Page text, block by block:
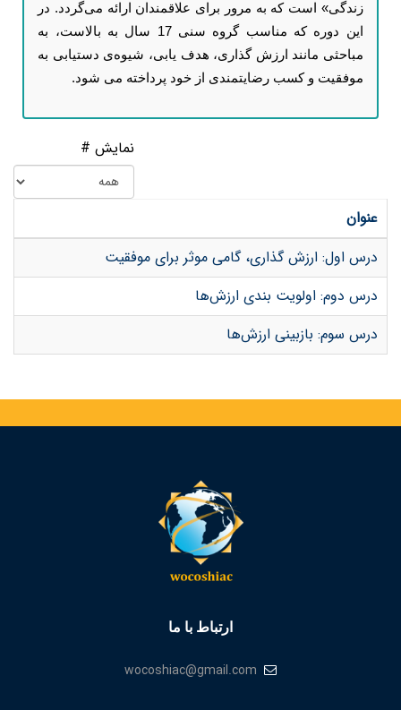
زندگی» است که به مرور برای علاقمندان ارائه می‌گردد. در
این دوره که مناسب گروه سنی 17 سال به بالاست، به
مباحثی مانند ارزش گذاری، هدف یابی، شیوه‌ی دستیابی به
موفقیت و کسب رضایتمندی از خود پرداخته می شود.
نمایش #
عنوان
درس اول: ارزش گذاری، گامی موثر برای موفقیت
درس دوم: اولویت بندی ارزش‌ها
درس سوم: بازبینی ارزش‌ها
ارتباط با ما
wocoshiac@gmail.com